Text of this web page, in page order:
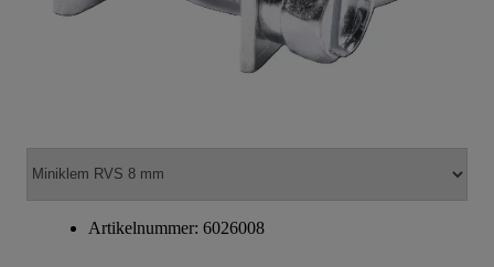
Artikelnummer: 6026008